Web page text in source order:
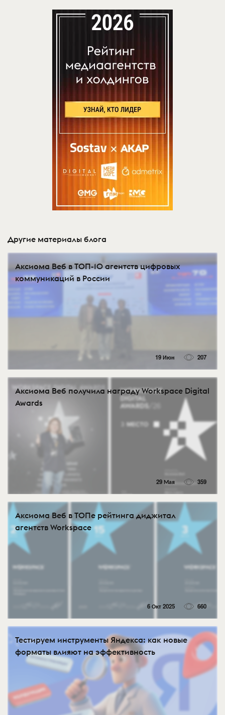
Другие материалы блога
Аксиома Веб в ТОП-10 агентств цифровых
коммуникаций в России
19 Июн 207
Аксиома Веб получила награду Workspace Digital
Awards
29 Мая 359
Аксиома Веб в ТОПе рейтинга диджитал
агентств Workspace
6 Окт 2025 660
Тестируем инструменты Яндекса: как новые
форматы влияют на эффективность